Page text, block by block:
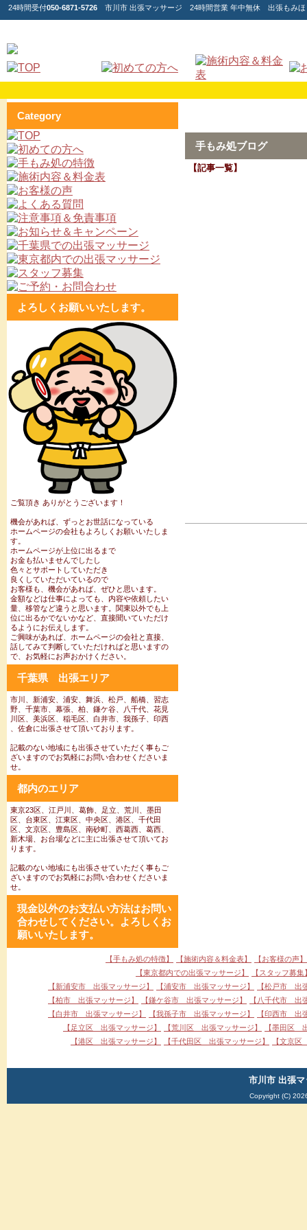
24時間受付050-6871-5726 市川市 出張マッサージ 24時間営業 年中無休 出張もみほ
Category
よろしくお願いいたします。
ご覧頂き ありがとうございます！
機会があれば、ずっとお世話になっている
ホームページの会社もよろしくお願いいたしま
す。
ホームページが上位に出るまで
お金も払いませんでしたし
色々とサポートしていただき
良くしていただいているので
お客様も、機会があれば、ぜひと思います。
金額などは仕事によっても、内容や依頼したい
量、移管など違うと思います。関東以外でも上
位に出るかでないかなど、直接聞いていただけ
るようにお伝えします。
ご興味があれば、ホームページの会社と直接、
話してみて判断していただければと思いますの
で、お気軽にお声おかけください。
千葉県 出張エリア
市川、新浦安、浦安、舞浜、松戸、船橋、習志
野、千葉市、幕張、柏、鎌ケ谷、八千代、花見
川区、美浜区、稲毛区、白井市、我孫子、印西
、佐倉に出張させて頂いております。
記載のない地域にも出張させていただく事もご
ざいますのでお気軽にお問い合わせくださいま
せ。
都内のエリア
東京23区、江戸川、葛飾、足立、荒川、墨田
区、台東区、江東区、中央区、港区、千代田
区、文京区、豊島区、南砂町、西葛西、葛西、
新木場、お台場などに主に出張させて頂いてお
ります。
記載のない地域にも出張させていただく事もご
ざいますのでお気軽にお問い合わせくださいま
せ。
現金以外のお支払い方法はお問い
合わせしてください。よろしくお
願いいたします。
手もみ処ブログ
【記事一覧】
【手もみ処の特徴】 【施術内容＆料金表】
【お客様の声】
【東京都内での出張マッサージ】
【スタッフ募集
【新浦安市 出張マッサージ】
【浦安市 出張マッサージ】
【松戸市 出
【柏市 出張マッサージ】
【鎌ケ谷市 出張マッサージ】
【八千代市 出
【白井市 出張マッサージ】
【我孫子市 出張マッサージ】
【印西市 出
【足立区 出張マッサージ】
【荒川区 出張マッサージ】
【墨田区
【港区 出張マッサージ】
【千代田区 出張マッサージ】 【文京
市川市 出張
Copyright (C)